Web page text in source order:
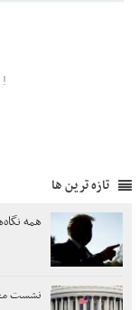
تازه ترین ها
همه
نشست